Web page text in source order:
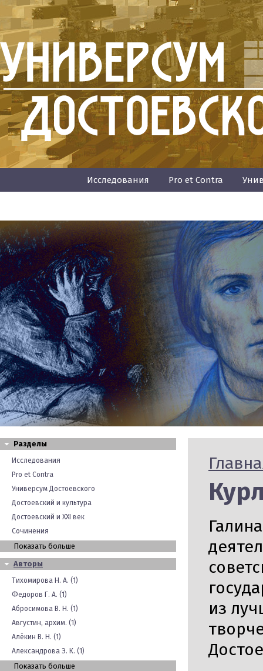
Исследования Pro et Contra
Разделы
Исследования
Pro et Contra
Универсум Достоевского
Достоевский и культура
Достоевский и XXI век
Сочинения
Показать больше
Авторы
Тихомирова Н. А. (1)
Федоров Г. А. (1)
Абросимова В. Н. (1)
Августин, архим. (1)
Алёкин В. Н. (1)
Александрова Э. К. (1)
Показать больше
из